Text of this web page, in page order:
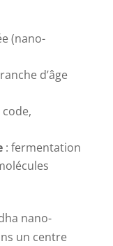
(nano-
d’âge
: fermentation
nano-
un centre